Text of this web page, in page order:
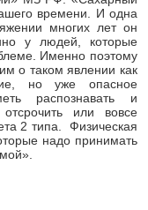
времени. И одна
многих лет он
у людей, которые
Именно поэтому
о таком явлении как
но уже опасное
распознавать и
или вовсе
2 типа. Физическая
надо принимать